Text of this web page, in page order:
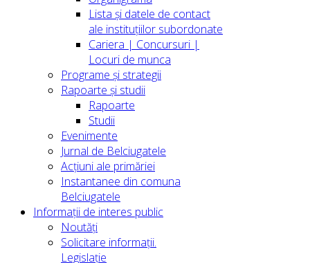
Lista și datele de contact
ale instituțiilor subordonate
Cariera | Concursuri |
Locuri de munca
Programe și strategii
Rapoarte și studii
Rapoarte
Studii
Evenimente
Jurnal de Belciugatele
Acțiuni ale primăriei
Instantanee din comuna
Belciugatele
Informații de interes public
Noutăți
Solicitare informații.
Legislație